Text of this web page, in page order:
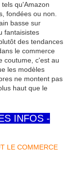
qu'Amazon
fondées ou non.
basse sur
fantaisistes
des tendances
le commerce
coutume, c'est au
les modèles
ne montent pas
haut que le
INFOS -
LE COMMERCE